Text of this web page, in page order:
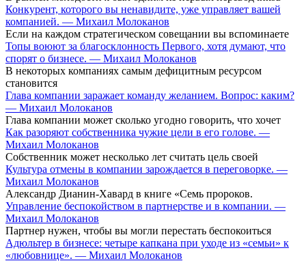
Конкурент, которого вы ненавидите, уже управляет вашей
компанией. — Михаил Молоканов
Если на каждом стратегическом совещании вы вспоминаете
Топы воюют за благосклонность Первого, хотя думают, что
спорят о бизнесе. — Михаил Молоканов
В некоторых компаниях самым дефицитным ресурсом
становится
Глава компании заражает команду желанием. Вопрос: каким?
— Михаил Молоканов
Глава компании может сколько угодно говорить, что хочет
Как разоряют собственника чужие цели в его голове. —
Михаил Молоканов
Собственник может несколько лет считать цель своей
Культура отмены в компании зарождается в переговорке. —
Михаил Молоканов
Александр Дианин-Хавард в книге «Семь пророков.
Управление беспокойством в партнерстве и в компании. —
Михаил Молоканов
Партнер нужен, чтобы вы могли перестать беспокоиться
Адюльтер в бизнесе: четыре капкана при уходе из «семьи» к
«любовнице». — Михаил Молоканов